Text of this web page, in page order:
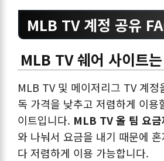
MLB TV 계정 공유
MLB TV 쉐어 사이트
MLB TV 및 메이저리그 TV 계정
독 가격을 낮추고 저렴하게 이용
이트입니다. MLB TV 올 팀 요금
와 나눠서 요금을 내기 때문에
다 저렴하게 이용 가능합니다.